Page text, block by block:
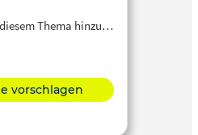
Thema hinzu…
vorschlagen